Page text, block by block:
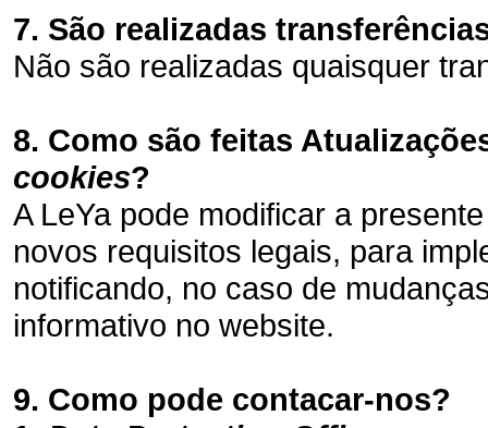
7. São realizadas
Não são realizadas quaisquer
8. Como são feitas
cookies?
A LeYa pode modificar a
novos requisitos legais, para
notificando, no caso de
informativo no website.
9. Como pode contacar-nos?